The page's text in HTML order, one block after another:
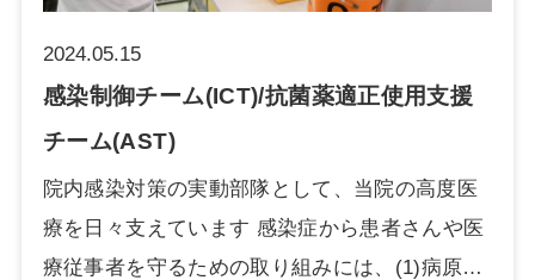
ち明けやすい環境を作っています。 また、アバ
ターロボットを使って病室から学校参加する支
援も行っており、医療教育現場への普及を進め
ています。
2024.05.15
感染制御チーム(ICT)/抗菌薬適正使用支援
チーム(AST)
院内感染対策の実動部隊として、当院の高度医
療を日々支えています 感染症から患者さんや医
療従事者を守るための取り組みには、(1)病原体